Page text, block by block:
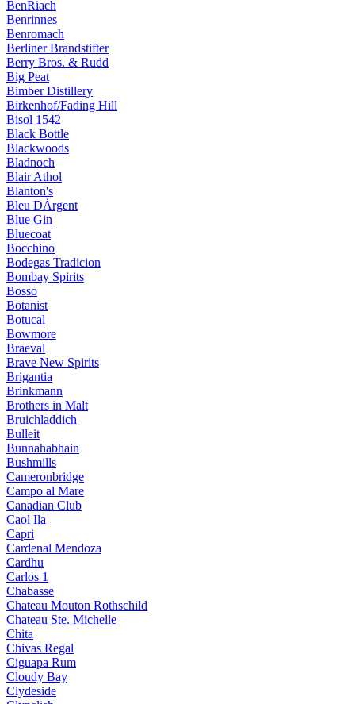
BenRiach
Benrinnes
Benromach
Berliner Brandstifter
Berry Bros. & Rudd
Big Peat
Bimber Distillery
Birkenhof/Fading Hill
Bisol 1542
Black Bottle
Blackwoods
Bladnoch
Blair Athol
Blanton's
Bleu DÁrgent
Blue Gin
Bluecoat
Bocchino
Bodegas Tradicion
Bombay Spirits
Bosso
Botanist
Botucal
Bowmore
Braeval
Brave New Spirits
Brigantia
Brinkmann
Brothers in Malt
Bruichladdich
Bulleit
Bunnahabhain
Bushmills
Cameronbridge
Campo al Mare
Canadian Club
Caol Ila
Capri
Cardenal Mendoza
Cardhu
Carlos 1
Chabasse
Chateau Mouton Rothschild
Chateau Ste. Michelle
Chita
Chivas Regal
Ciguapa Rum
Cloudy Bay
Clydeside